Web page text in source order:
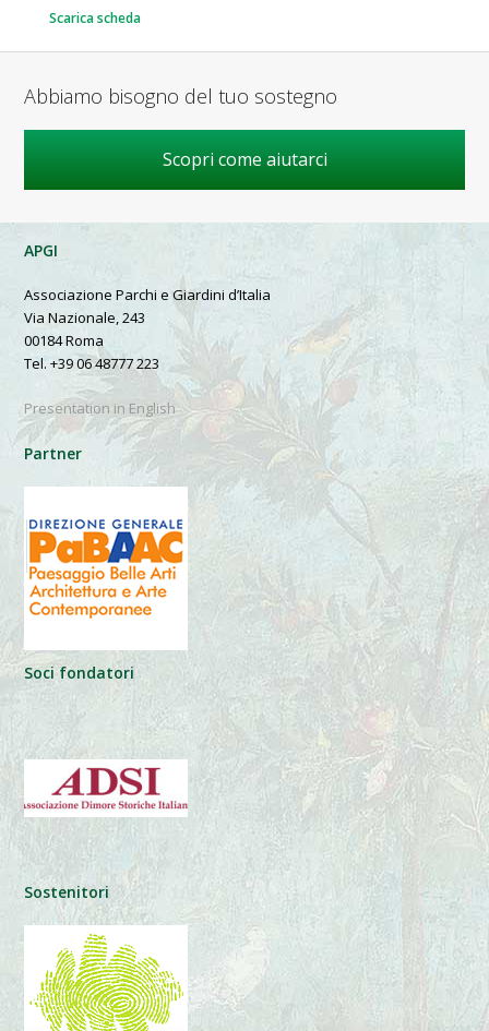
Scarica scheda
Abbiamo bisogno del tuo sostegno
Scopri come aiutarci
APGI
Associazione Parchi e Giardini d’Italia
Via Nazionale, 243
00184 Roma
Tel. +39 06 48777 223
Presentation in English
Partner
Soci fondatori
Sostenitori